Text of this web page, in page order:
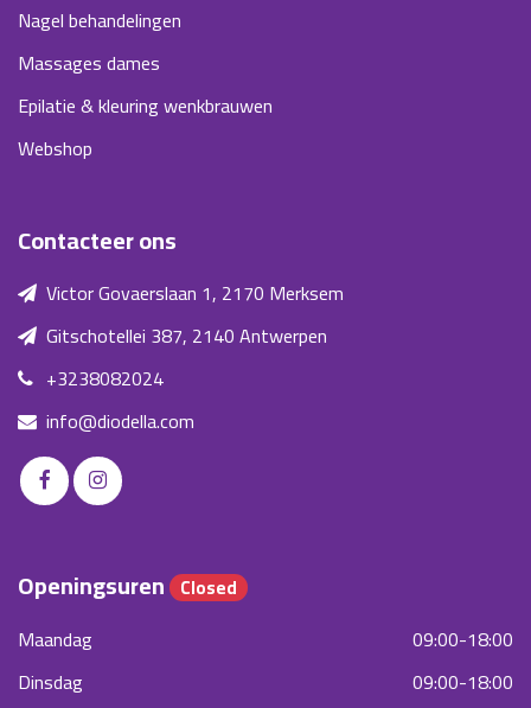
Nagel behandelingen
Massages dames
Epilatie & kleuring wenkbrauwen
Webshop
Contacteer ons
Victor Govaerslaan 1, 2170 Merksem
Gitschotellei 387, 2140 Antwerpen
+3238082024
info@diodella.com
Openingsuren Closed
Maandag
09:00-18:00
Dinsdag
09:00-18:00